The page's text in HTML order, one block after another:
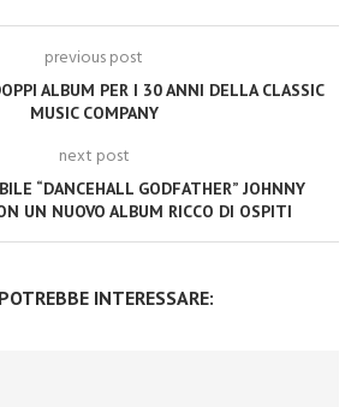
previous post
ALBUM PER I 30 ANNI DELLA CLASSIC
MUSIC COMPANY
next post
“DANCEHALL GODFATHER” JOHNNY
UN NUOVO ALBUM RICCO DI OSPITI
INTERESSARE: